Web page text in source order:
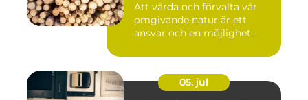
Att vårda och förvalta vår
omgivande natur är ett
ansvar och en möjlighet...
05. jul